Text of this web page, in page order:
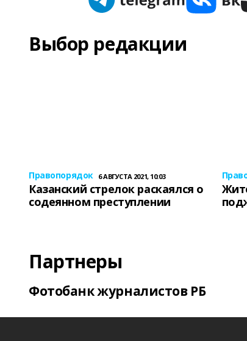
Выбор редакции
Правопорядок 6 АВГУСТА 2021, 10:03
Казанский стрелок раскаялся о
содеянном преступлении
Партнеры
Фотобанк журналистов РБ